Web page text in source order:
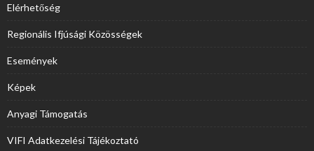
Elérhetőség
Regionális Ifjúsági Közösségek
Események
Képek
Anyagi Támogatás
VIFI Adatkezelési Tájékoztató